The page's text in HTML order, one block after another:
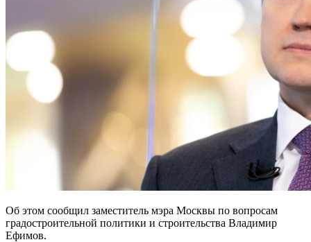
Об этом сообщил заместитель мэра Москвы по вопросам
градостроительной политики и строительства Владимир
Ефимов.